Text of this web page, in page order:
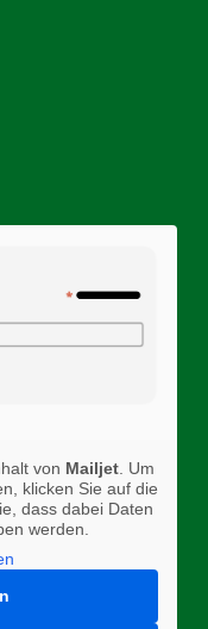
von Mailjet . Um
klicken Sie auf die
dass dabei Daten
werden.